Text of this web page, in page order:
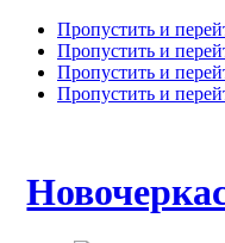
Пропустить и
Пропустить и
Пропустить и
Пропустить и